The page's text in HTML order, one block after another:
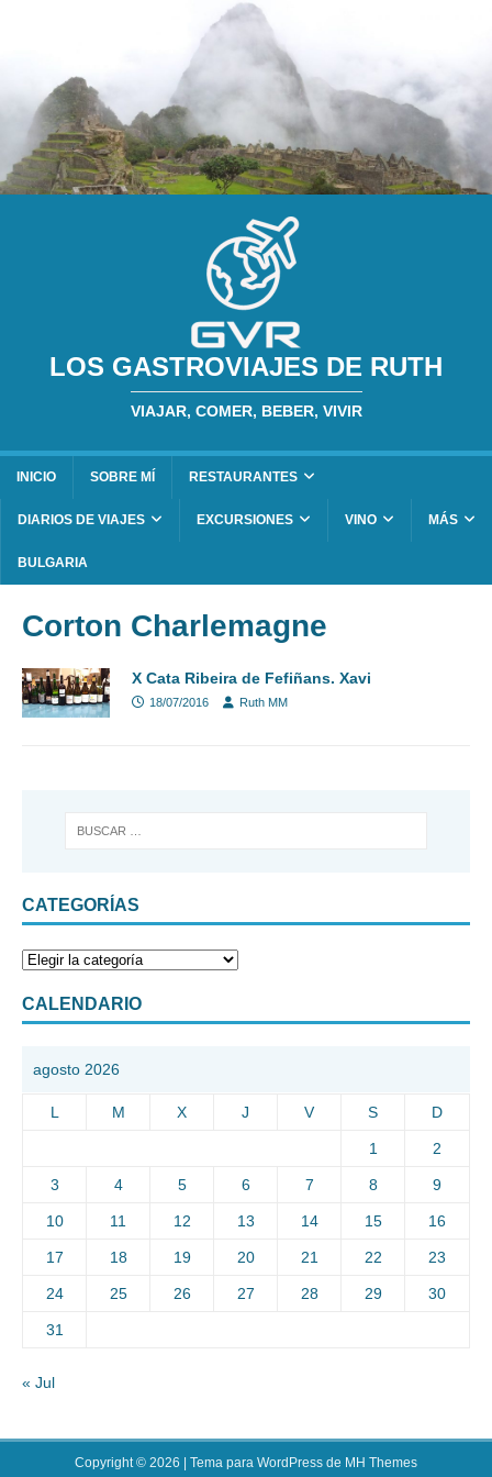
LOS GASTROVIAJES DE RUTH
VIAJAR, COMER, BEBER, VIVIR
INICIO SOBRE MÍ RESTAURANTES
DIARIOS DE VIAJES EXCURSIONES VINO MÁS
BULGARIA
Corton Charlemagne
X Cata Ribeira de Fefiñans. Xavi
18/07/2016 Ruth MM
CATEGORÍAS
CALENDARIO
agosto 2026
L M X J V S D
1 2
3 4 5 6 7 8 9
10 11 12 13 14 15 16
17 18 19 20 21 22 23
24 25 26 27 28 29 30
31
« Jul
Copyright © 2026 | Tema para WordPress de MH Themes